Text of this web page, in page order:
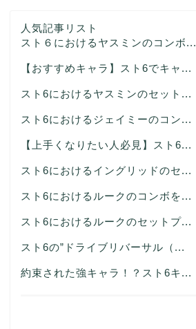
人気記事リスト
スト６におけるヤスミンのコンボ...
【おすすめキャラ】スト6でキャ...
スト6におけるヤスミンのセット...
スト6におけるジェイミーのコン...
【上手くなりたい人必見】スト6...
スト6におけるイングリッドのセ...
スト6におけるルークのコンボを...
スト6におけるルークのセットプ...
スト6の”ドライブリバーサル（...
約束された強キャラ！？スト6キ...